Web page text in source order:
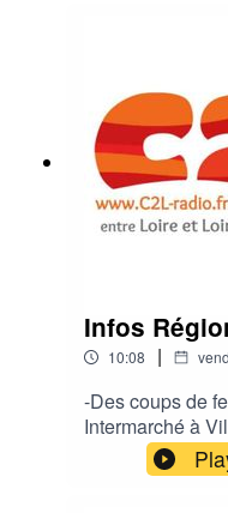
Infos
10:08 |
-Des coups de
Intermarché à
dans certains
Belle Vie du